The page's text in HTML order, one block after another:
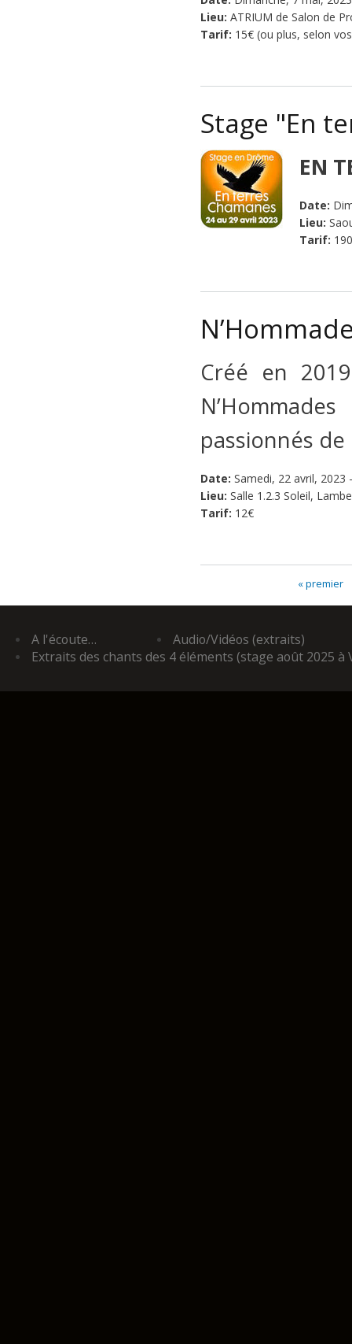
Lieu: ATRIUM de Salon de
Tarif: 15€ (ou plus, selon
Stage "En
EN
Date:
Lieu:
Tarif:
Créé en
passionnés
Date: Samedi, 22 avril, 2023
Lieu: Salle 1.2.3 Soleil,
Tarif: 12€
Pages
« premier
A l'écoute…
Audio/Vidéos (extraits)
Extraits des chants des 4 éléments (stage août 2025 à